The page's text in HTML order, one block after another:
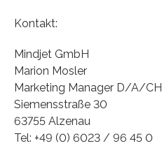
Kontakt:
Mindjet GmbH
Marion Mosler
Marketing Manager D/A/CH
Siemensstraße 30
63755 Alzenau
Tel: +49 (0) 6023 / 96 45 0